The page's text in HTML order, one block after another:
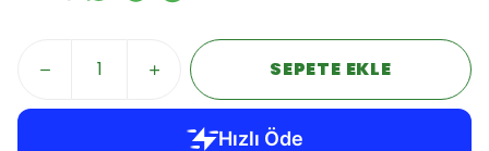
SEPETE EKLE